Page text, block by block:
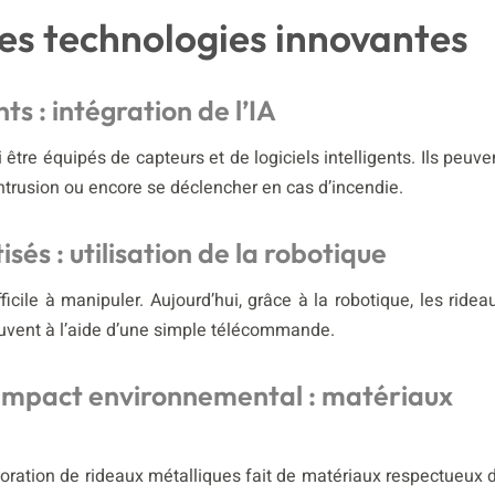
technologies innovantes
: intégration de l’IA
être équipés de capteurs et de logiciels intelligents. Ils
ou encore se déclencher en cas d’incendie.
: utilisation de la robotique
à manipuler. Aujourd’hui, grâce à la robotique, les
à l’aide d’une simple télécommande.
environnemental : matériaux
de rideaux métalliques fait de matériaux respectueux